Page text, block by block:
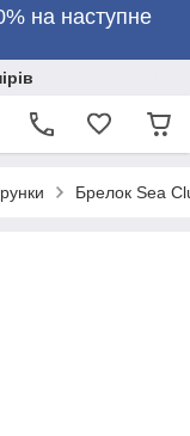
на наступне
Брелок Sea